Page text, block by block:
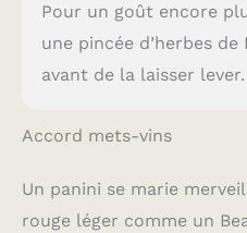
Pour un goût encore
une pincée d’herbes
avant de la laisser lever.
Accord mets-vins
Un panini se marie
rouge léger comme un